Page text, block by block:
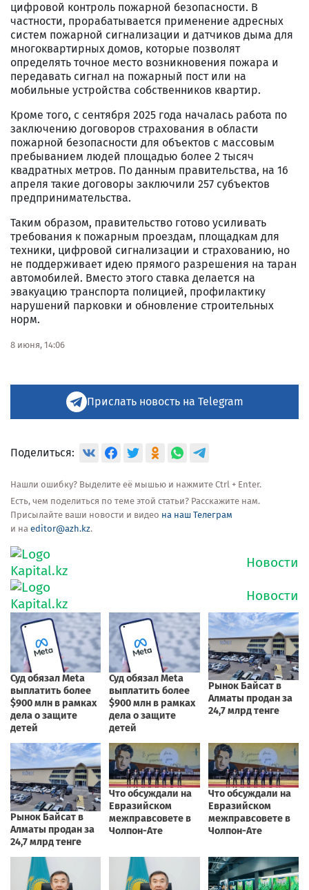
цифровой контроль пожарной безопасности. В
частности, прорабатывается применение адресных
систем пожарной сигнализации и датчиков дыма для
многоквартирных домов, которые позволят
определять точное место возникновения пожара и
передавать сигнал на пожарный пост или на
мобильные устройства собственников квартир.
Кроме того, с сентября 2025 года началась работа по
заключению договоров страхования в области
пожарной безопасности для объектов с массовым
пребыванием людей площадью более 2 тысяч
квадратных метров. По данным правительства, на 16
апреля такие договоры заключили 257 субъектов
предпринимательства.
Таким образом, правительство готово усиливать
требования к пожарным проездам, площадкам для
техники, цифровой сигнализации и страхованию, но
не поддерживает идею прямого разрешения на таран
автомобилей. Вместо этого ставка делается на
эвакуацию транспорта полицией, профилактику
нарушений парковки и обновление строительных
норм.
8 июня, 14:06
Прислать новость на Telegram
Поделиться:
Нашли ошибку? Выделите её мышью и нажмите Ctrl + Enter.
Есть, чем поделиться по теме этой статьи? Расскажите нам.
Присылайте ваши новости и видео на наш Телеграм
и на editor@azh.kz.